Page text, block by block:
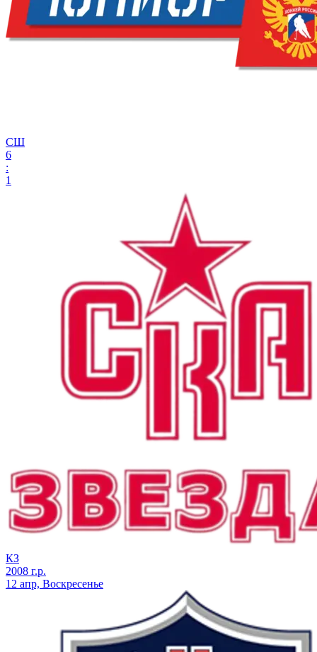
СШ
6
:
1
КЗ
2008 г.р.
12 апр, Воскресенье